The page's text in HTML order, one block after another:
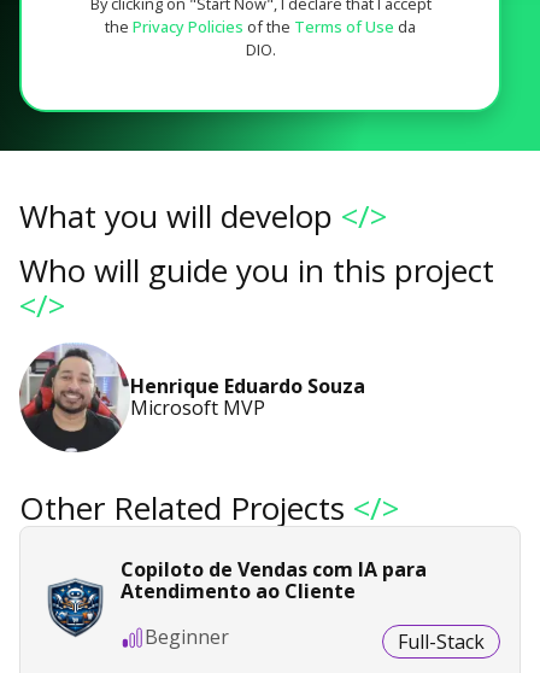
the Privacy Policies of the Terms of Use da
DIO.
What you will develop </>
Who will guide you in this project
</>
Henrique Eduardo Souza
Microsoft MVP
Other Related Projects </>
Copiloto de Vendas com IA para
Atendimento ao Cliente
Beginner
Full-Stack